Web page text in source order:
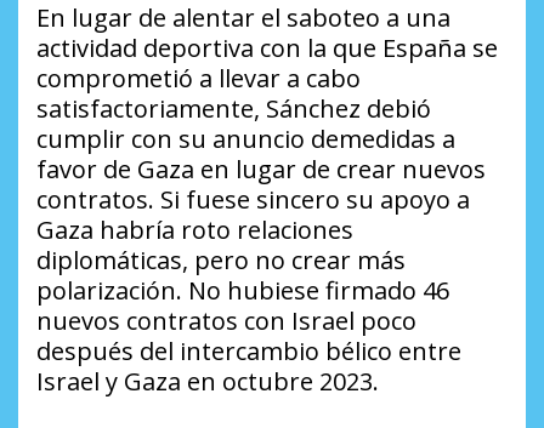
En lugar de alentar el saboteo a una
actividad deportiva con la que España se
comprometió a llevar a cabo
satisfactoriamente, Sánchez debió
cumplir con su anuncio demedidas a
favor de Gaza en lugar de crear nuevos
contratos. Si fuese sincero su apoyo a
Gaza habría roto relaciones
diplomáticas, pero no crear más
polarización. No hubiese firmado 46
nuevos contratos con Israel poco
después del intercambio bélico entre
Israel y Gaza en octubre 2023.